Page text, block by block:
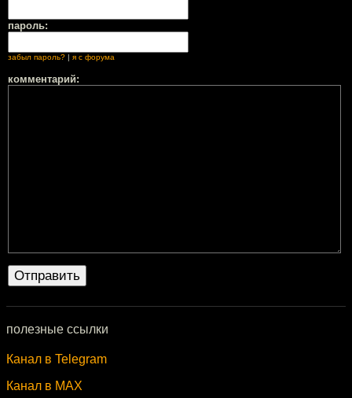
пароль:
забыл пароль? я с форума
комментарий:
полезные ссылки
Канал в Telegram
Канал в MAX